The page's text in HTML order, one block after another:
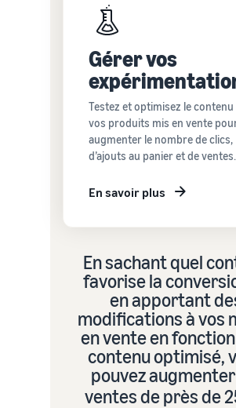
Gérer vos
Testez et optimisez le contenu
vos produits mis en vente
augmenter le nombre de clics,
d’ajouts au panier et de ventes.
En savoir plus
En sachant quel
favorise la
en apportant
modifications à vos
en vente en fonction
contenu optimisé,
pouvez
ventes de près de